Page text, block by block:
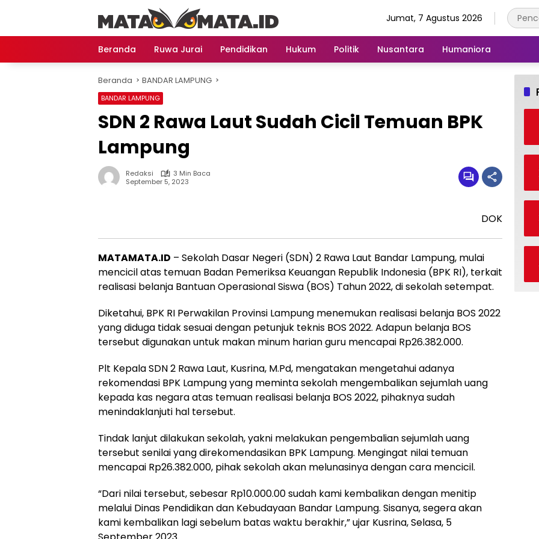
Jumat, 7 Agustus 2026
Beranda Ruwa Jurai Pendidikan Hukum Politik Nusantara Humaniora
Beranda BANDAR LAMPUNG
BANDAR LAMPUNG
SDN 2 Rawa Laut Sudah Cicil Temuan BPK
Lampung
Redaksi
3 Min Baca
September 5, 2023
DOK
MATAMATA.ID – Sekolah Dasar Negeri (SDN) 2 Rawa Laut Bandar Lampung, mulai
mencicil atas temuan Badan Pemeriksa Keuangan Republik Indonesia (BPK RI), terkait
realisasi belanja Bantuan Operasional Siswa (BOS) Tahun 2022, di sekolah setempat.
Diketahui, BPK RI Perwakilan Provinsi Lampung menemukan realisasi belanja BOS 2022
yang diduga tidak sesuai dengan petunjuk teknis BOS 2022. Adapun belanja BOS
tersebut digunakan untuk makan minum harian guru mencapai Rp26.382.000.
Plt Kepala SDN 2 Rawa Laut, Kusrina, M.Pd, mengatakan mengetahui adanya
rekomendasi BPK Lampung yang meminta sekolah mengembalikan sejumlah uang
kepada kas negara atas temuan realisasi belanja BOS 2022, pihaknya sudah
menindaklanjuti hal tersebut.
Tindak lanjut dilakukan sekolah, yakni melakukan pengembalian sejumlah uang
tersebut senilai yang direkomendasikan BPK Lampung. Mengingat nilai temuan
mencapai Rp26.382.000, pihak sekolah akan melunasinya dengan cara mencicil.
“Dari nilai tersebut, sebesar Rp10.000.00 sudah kami kembalikan dengan menitip
melalui Dinas Pendidikan dan Kebudayaan Bandar Lampung. Sisanya, segera akan
kami kembalikan lagi sebelum batas waktu berakhir,” ujar Kusrina, Selasa, 5